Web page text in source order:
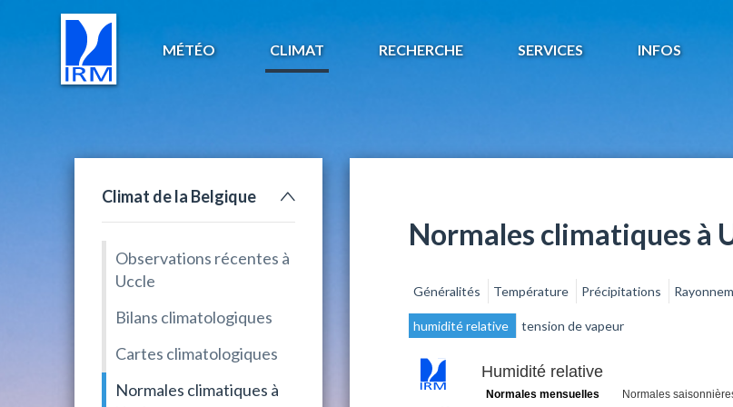
MÉTÉO CLIMAT RECHERCHE SERVICES INFOS
Climat de la Belgique
Observations récentes à
Uccle
Bilans climatologiques
Cartes climatologiques
Normales climatiques à
Normales climatiques à
Généralités Température Précipitations
humidité relative tension de vapeur
Normales mensuelles Normales
Humidité relative